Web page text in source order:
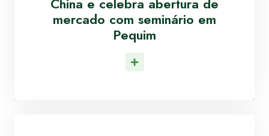
China e celebra abertura de
mercado com seminário em
Pequim